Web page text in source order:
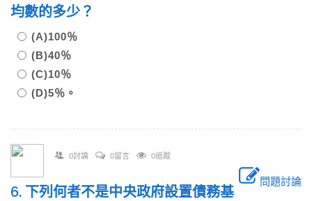
均數的多少？
(A)100％
(B)40％
(C)10％
(D)5％。
0討論 0留言 0追蹤
問題討論
6. 下列何者不是中央政府設置債務基